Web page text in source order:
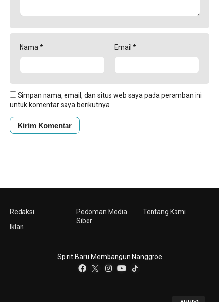
Nama * Email *
Simpan nama, email, dan situs web saya pada peramban ini
untuk komentar saya berikutnya.
Redaksi
Iklan
Pedoman Media
Siber
Tentang Kami
Spirit Baru Membangun Nanggroe